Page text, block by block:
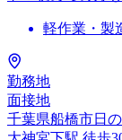
軽作業・製
勤務地
面接地
千葉県船橋市日